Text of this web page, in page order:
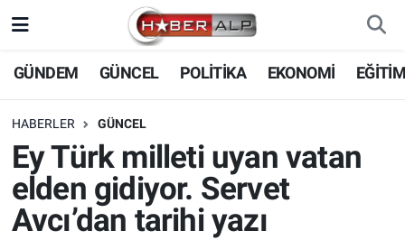
GÜNDEM GÜNCEL POLİTİKA EKONOMİ
HABERLER GÜNCEL
Ey Türk milleti uyan vatan
elden gidiyor. Servet
Avcı’dan tarihi yazı
Nöbetçi Eczaneler
Hava Durumu
Trafik Durumu
Süper Lig Puan Durumu ve Fikstür